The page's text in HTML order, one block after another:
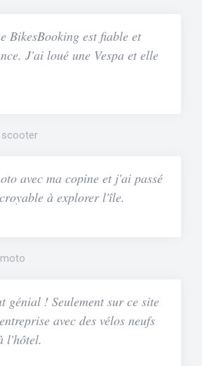
BikesBooking est fiable et
J'ai loué une Vespa et elle
scooter
avec ma copine et j'ai passé
à explorer l'île.
génial ! Seulement sur ce site
avec des vélos neufs
l'hôtel.